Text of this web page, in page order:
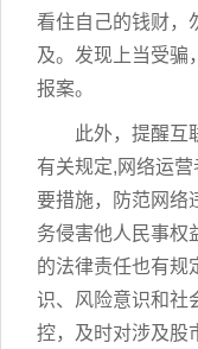
看住自己的钱财，
及。发现上当受骗
报案。
此外，提醒互
有关规定,网络运
要措施，防范网络
务侵害他人民事权
的法律责任也有规
识、风险意识和社
控，及时对涉及股